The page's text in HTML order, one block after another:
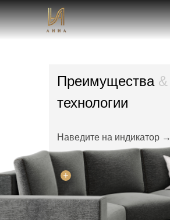
Преимущества &
технологии
Наведите на индикатор →